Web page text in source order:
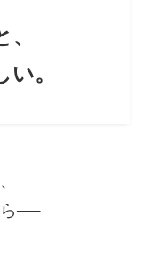
。
ら──